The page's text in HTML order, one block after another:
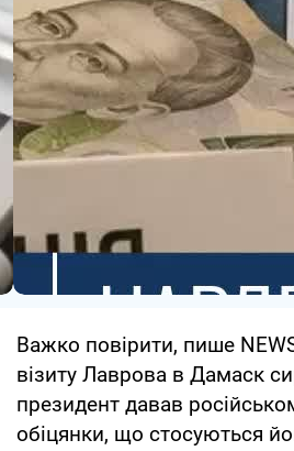
Важко повірити, пише
візиту Лаврова в Дамаск
президент давав
обіцянки, що стосуються